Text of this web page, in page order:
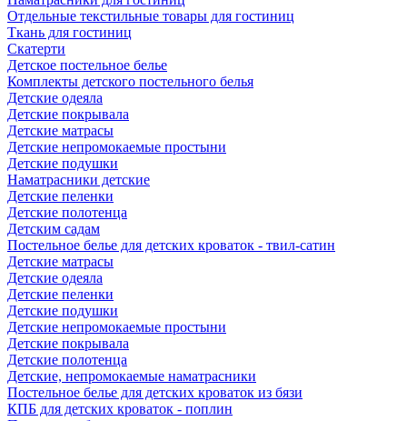
Отдельные текстильные товары для гостиниц
Ткань для гостиниц
Скатерти
Детское постельное белье
Комплекты детского постельного белья
Детские одеяла
Детские покрывала
Детские матрасы
Детские непромокаемые простыни
Детские подушки
Наматрасники детские
Детские пеленки
Детские полотенца
Детским садам
Постельное белье для детских кроваток - твил-сатин
Детские матрасы
Детские одеяла
Детские пеленки
Детские подушки
Детские непромокаемые простыни
Детские покрывала
Детские полотенца
Детские, непромокаемые наматрасники
Постельное белье для детских кроваток из бязи
КПБ для детских кроваток - поплин